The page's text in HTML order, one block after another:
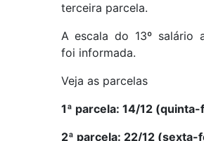
terceira parcela.
A escala do 13º salário
foi informada.
Veja as parcelas
1ª parcela: 14/12
2ª parcela: 22/12 (sexta-